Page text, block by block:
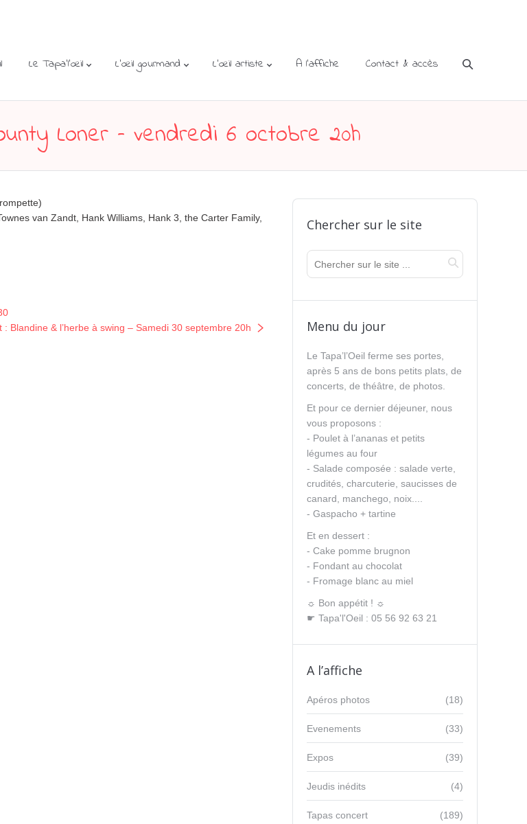
Le Tapa’l’œil L’œil gourmand L’œil artiste A l’affiche Contact & accès
Loner – vendredi 6 octobre 20h
van Zandt, Hank Williams, Hank 3, the Carter Family,
: Blandine & l’herbe à swing – Samedi 30 septembre 20h
Chercher sur le site
Menu du jour
Le Tapa’l’Oeil ferme ses portes,
après 5 ans de bons petits plats, de
concerts, de théâtre, de photos.
Et pour ce dernier déjeuner, nous
vous proposons :
- Poulet à l’ananas et petits
légumes au four
- Salade composée : salade verte,
crudités, charcuterie, saucisses de
canard, manchego, noix....
- Gaspacho + tartine
Et en dessert :
- Cake pomme brugnon
- Fondant au chocolat
- Fromage blanc au miel
☼ Bon appétit ! ☼
☛ Tapa'l'Oeil : 05 56 92 63 21
A l’affiche
(18)
Apéros photos
(33)
Evenements
(39)
Expos
(4)
Jeudis inédits
(189)
Tapas concert